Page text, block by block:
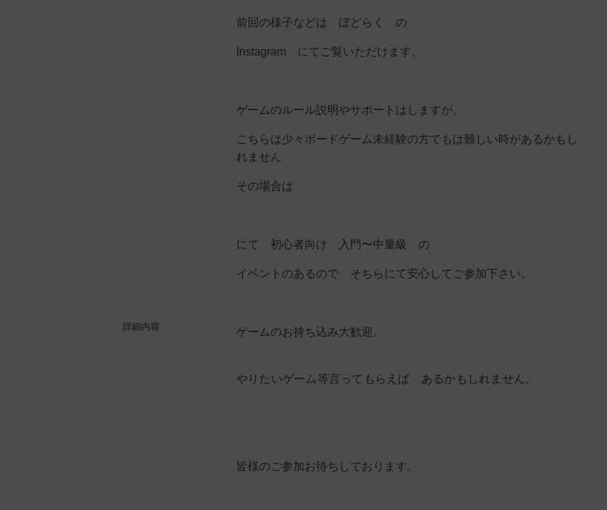
詳細内容
前回の様子などは ぼどらく の
Instagram にてご覧いただけます。
ゲームのルール説明やサポートはしますが、
こちらは少々ボードゲーム未経験の方でもは難しい時があるかもし
れません
その場合は
にて 初心者向け 入門〜中量級 の
イベントのあるので そちらにて安心してご参加下さい。
ゲームのお持ち込み大歓迎。
やりたいゲーム等言ってもらえば あるかもしれません。
皆様のご参加お待ちしております。